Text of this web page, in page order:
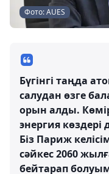
Фото: AUES
Бүгінгі таңда
салудан өзге
орын алды.
энергия
Біз Париж
сәйкес 2060
бейтарап